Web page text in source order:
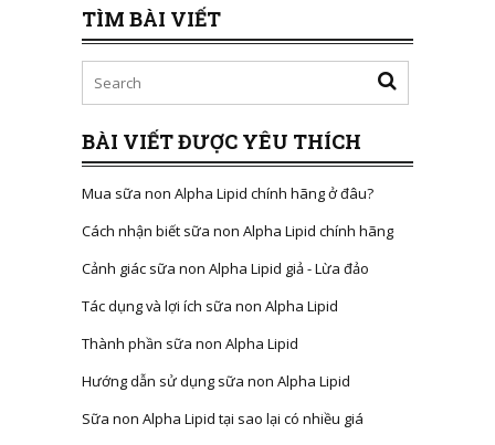
TÌM BÀI VIẾT
BÀI VIẾT ĐƯỢC YÊU THÍCH
Mua sữa non Alpha Lipid chính hãng ở đâu?
Cách nhận biết sữa non Alpha Lipid chính hãng
Cảnh giác sữa non Alpha Lipid giả - Lừa đảo
Tác dụng và lợi ích sữa non Alpha Lipid
Thành phần sữa non Alpha Lipid
Hướng dẫn sử dụng sữa non Alpha Lipid
Sữa non Alpha Lipid tại sao lại có nhiều giá